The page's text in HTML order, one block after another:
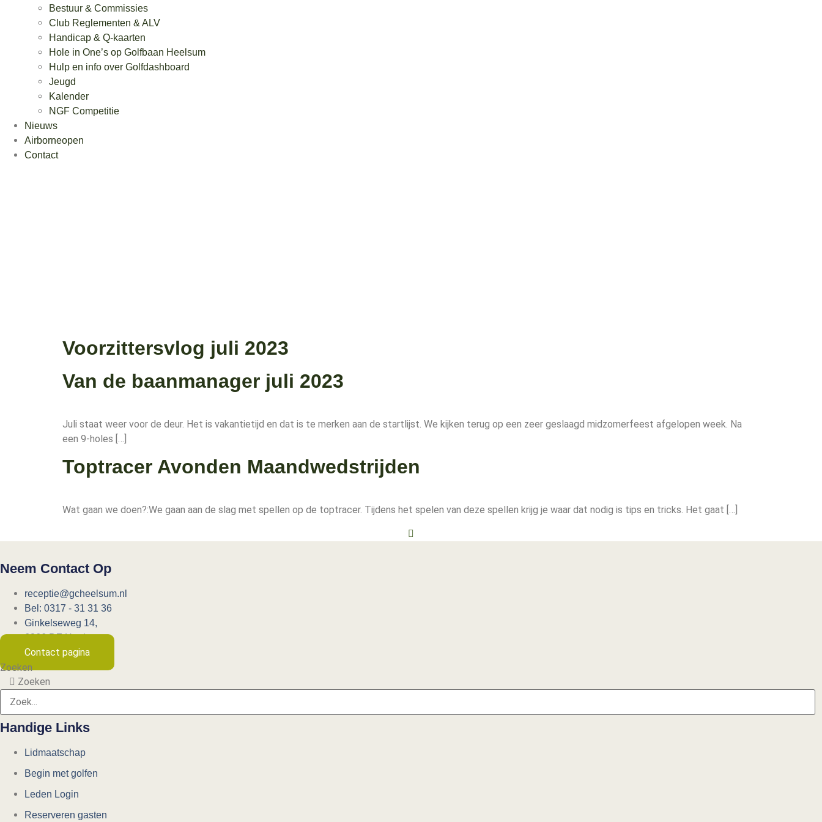
Bestuur & Commissies
Club Reglementen & ALV
Handicap & Q-kaarten
Hole in One’s op Golfbaan Heelsum
Hulp en info over Golfdashboard
Jeugd
Kalender
NGF Competitie
Nieuws
Airborneopen
Contact
Voorzittersvlog juli 2023
Van de baanmanager juli 2023
Juli staat weer voor de deur. Het is vakantietijd en dat is te merken aan de startlijst. We kijken terug op een zeer geslaagd midzomerfeest afgelopen week. Na
een 9-holes […]
Toptracer Avonden Maandwedstrijden
Wat gaan we doen?:We gaan aan de slag met spellen op de toptracer. Tijdens het spelen van deze spellen krijg je waar dat nodig is tips en tricks. Het gaat […]
Neem Contact Op
receptie@gcheelsum.nl
Bel: 0317 - 31 31 36
Ginkelseweg 14,
6866 DZ Heelsum
Contact pagina
Zoeken
Zoeken
Handige Links
Lidmaatschap
Begin met golfen
Leden Login
Reserveren gasten